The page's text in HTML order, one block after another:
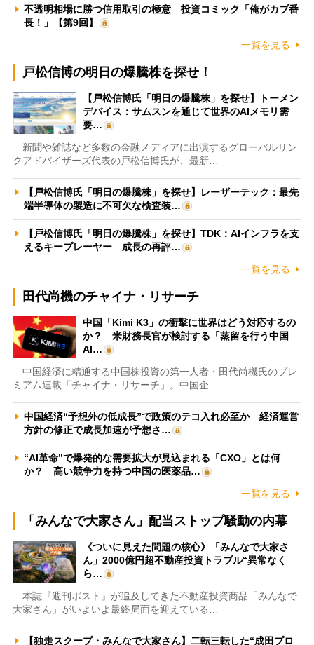
不透明相場に勝つ信用取引の極意 投資コミック「俺がカブ番
長！」【第9回】
一覧を見る
戸松信博の明日の爆騰株を探せ！
【戸松信博氏「明日の爆騰株」を探せ】トーメン
デバイス：サムスンを通じて世界のAIメモリ需
要…
新聞や雑誌など多数の金融メディアに出演するグローバルリン
クアドバイザーズ代表の戸松信博氏が、最新…
【戸松信博氏「明日の爆騰株」を探せ】レーザーテック：最先
端半導体の製造に不可欠な検査装…
【戸松信博氏「明日の爆騰株」を探せ】TDK：AIインフラを支
えるキープレーヤー 成長の再評…
一覧を見る
田代尚機のチャイナ・リサーチ
中国「Kimi K3」の衝撃に世界はどう対応するの
か？ 米財務長官が検討する「蒸留を行う中国
AI…
中国経済に精通する中国株投資の第一人者・田代尚機氏のプレ
ミアム連載「チャイナ・リサーチ」。中国企…
中国経済“予想外の低成長”で政策のテコ入れ必至か 経済運営
方針の修正で成長加速が予想さ…
“AI革命”で爆発的な需要拡大が見込まれる「CXO」とは何
か？ 高い競争力を持つ中国の医薬品…
一覧を見る
「みんなで大家さん」配当ストップ騒動の内幕
《ついに見えた問題の核心》「みんなで大家さ
ん」2000億円超不動産投資トラブル“異常なく
ら…
本誌『週刊ポスト』が追及してきた不動産投資商品「みんなで
大家さん」がいよいよ最終局面を迎えている…
【独走スクープ・みんなで大家さん】二転三転した“成田プロ